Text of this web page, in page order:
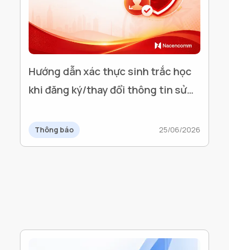
Hướng dẫn xác thực sinh trắc học
khi đăng ký/thay đổi thông tin sử
Thông báo 25/06/2026